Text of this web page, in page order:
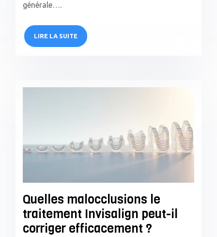
générale….
LIRE LA SUITE
Quelles malocclusions le
traitement Invisalign peut-il
corriger efficacement ?